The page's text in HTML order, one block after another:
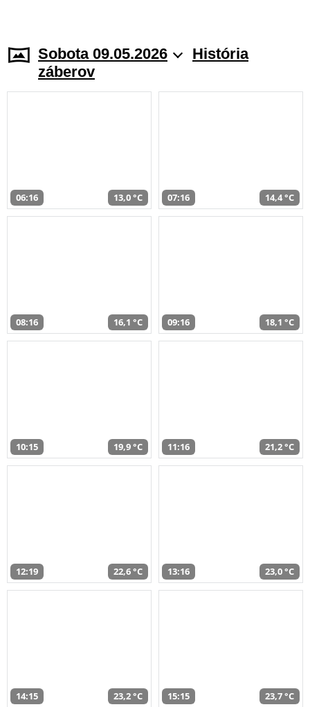
Sobota 09.05.2026
História
záberov
06:16 13,0 °C 07:16 14,4 °C
08:16 16,1 °C 09:16 18,1 °C
10:15 19,9 °C 11:16 21,2 °C
12:19 22,6 °C 13:16 23,0 °C
14:15 23,2 °C 15:15 23,7 °C